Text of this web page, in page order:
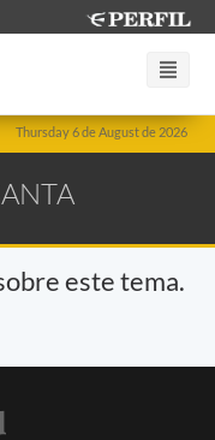
Thursday 6 de August de 2026
este tema.